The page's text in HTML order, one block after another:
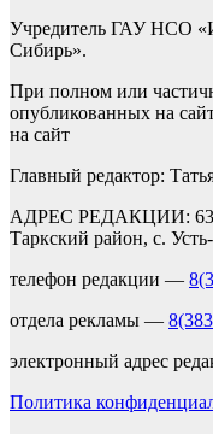
Учредитель ГАУ НСО
Сибирь».
При полном или
опубликованных на
на сайт
Главный редактор:
АДРЕС РЕДАКЦИИ:
Таркский район, с.
телефон редакции —
отдела рекламы —
электронный адрес
Политика